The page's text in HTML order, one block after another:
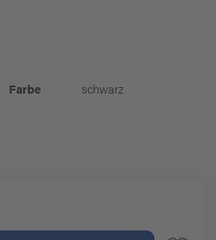
Farbe schwarz